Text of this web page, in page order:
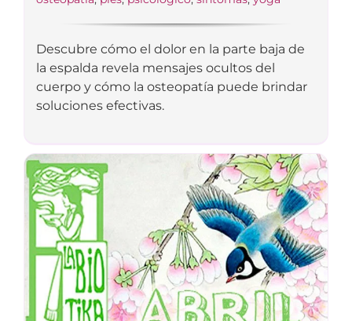
Descubre cómo el dolor en la parte baja de
la espalda revela mensajes ocultos del
cuerpo y cómo la osteopatía puede brindar
soluciones efectivas.